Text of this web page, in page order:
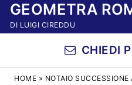
VaiGEOMETRA
DI LUIGI CIREDDU
CHIEDI
HOME » NOTAIO SUCCESSIONE